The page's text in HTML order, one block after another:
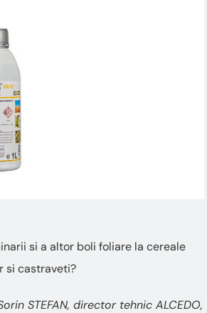
si a altor boli foliare la cereale
si castraveti?
STEFAN, director tehnic ALCEDO,